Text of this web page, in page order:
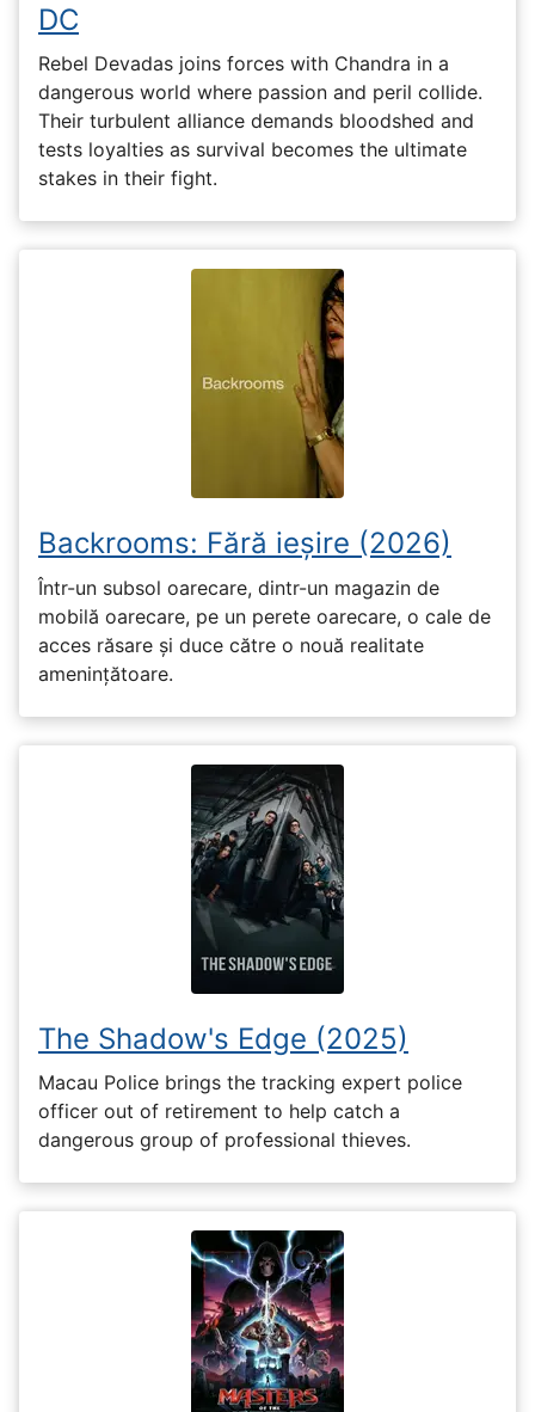
DC
Rebel Devadas joins forces with Chandra in a
dangerous world where passion and peril collide.
Their turbulent alliance demands bloodshed and
tests loyalties as survival becomes the ultimate
stakes in their fight.
Backrooms: Fără ieșire (2026)
Într-un subsol oarecare, dintr-un magazin de
mobilă oarecare, pe un perete oarecare, o cale de
acces răsare și duce către o nouă realitate
amenințătoare.
The Shadow's Edge (2025)
Macau Police brings the tracking expert police
officer out of retirement to help catch a
dangerous group of professional thieves.